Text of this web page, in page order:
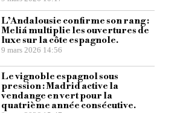
L’Andalousie confirme son rang :
Meliá multiplie les ouvertures de
luxe sur la côte espagnole.
9 mars 2026 14:56
Le vignoble espagnol sous
pression : Madrid active la
vendange en vert pour la
quatrième année consécutive.